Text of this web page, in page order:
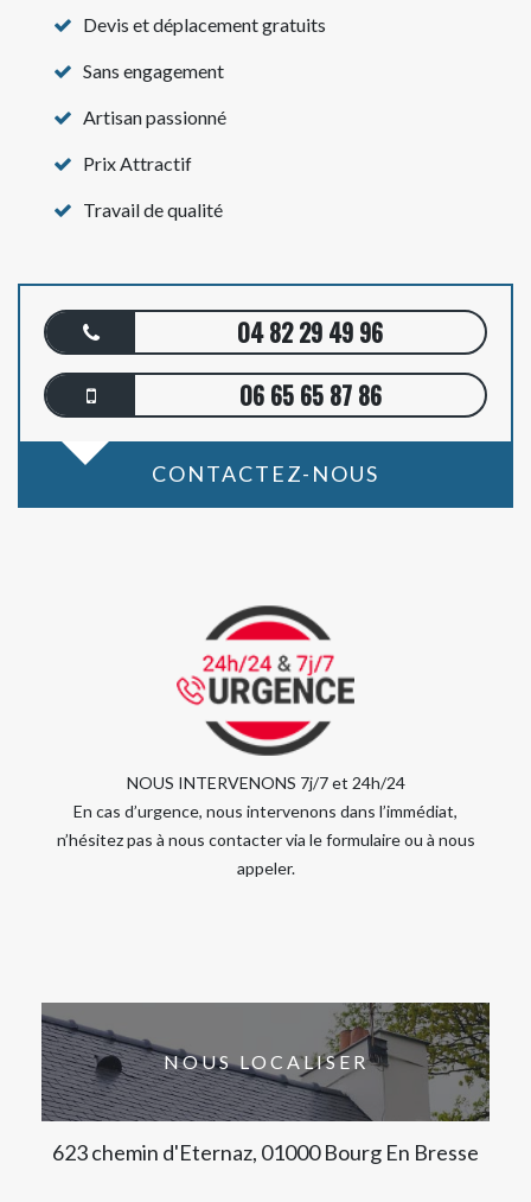
Devis et déplacement gratuits
Sans engagement
Artisan passionné
Prix Attractif
Travail de qualité
04 82 29 49 96
06 65 65 87 86
CONTACTEZ-NOUS
NOUS INTERVENONS 7j/7 et 24h/24
En cas d’urgence, nous intervenons dans l’immédiat,
n’hésitez pas à nous contacter via le formulaire ou à nous
appeler.
NOUS LOCALISER
623 chemin d'Eternaz, 01000 Bourg En Bresse